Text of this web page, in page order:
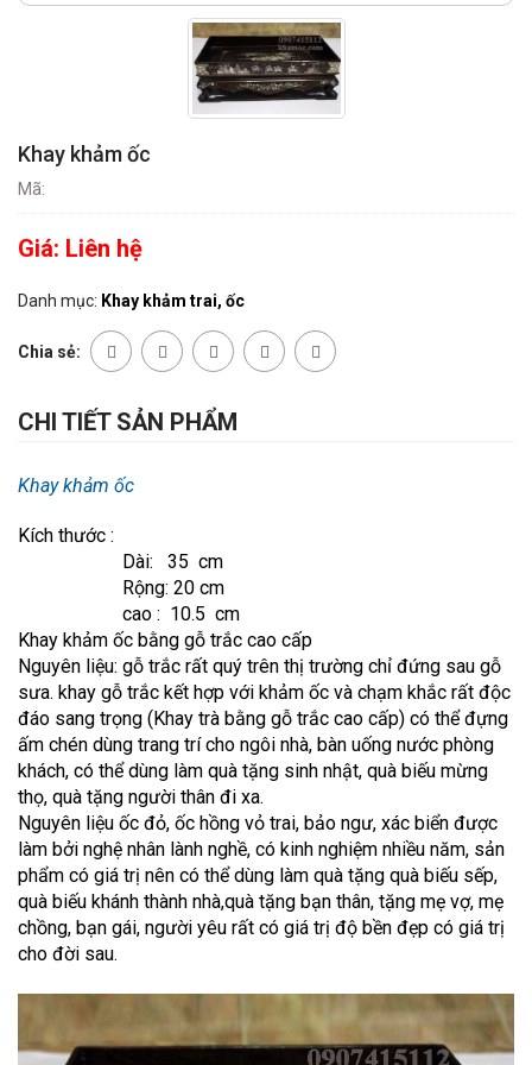
Khay khảm ốc
Mã:
Giá: Liên hệ
Danh mục: Khay khảm trai, ốc
Chia sẻ:
CHI TIẾT SẢN PHẨM
Khay khảm ốc
Kích thước :
Dài: 35 cm
Rộng: 20 cm
cao : 10.5 cm
Khay khảm ốc bằng gỗ trắc cao cấp
Nguyên liệu: gỗ trắc rất quý trên thị trường chỉ đứng sau gỗ
sưa. khay gỗ trắc kết hợp với khảm ốc và chạm khắc rất độc
đáo sang trọng (Khay trà bằng gỗ trắc cao cấp) có thể đựng
ấm chén dùng trang trí cho ngôi nhà, bàn uống nước phòng
khách, có thể dùng làm quà tặng sinh nhật, quà biếu mừng
thọ, quà tặng người thân đi xa.
Nguyên liệu ốc đỏ, ốc hồng vỏ trai, bảo ngư, xác biển được
làm bởi nghệ nhân lành nghề, có kinh nghiệm nhiều năm, sản
phẩm có giá trị nên có thể dùng làm quà tặng quà biếu sếp,
quà biếu khánh thành nhà,quà tặng bạn thân, tặng mẹ vợ, mẹ
chồng, bạn gái, người yêu rất có giá trị độ bền đẹp có giá trị
cho đời sau.